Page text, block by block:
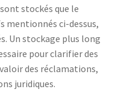
stockés que le
mentionnés ci-dessus,
Un stockage plus long
pour clarifier des
des réclamations,
juridiques.